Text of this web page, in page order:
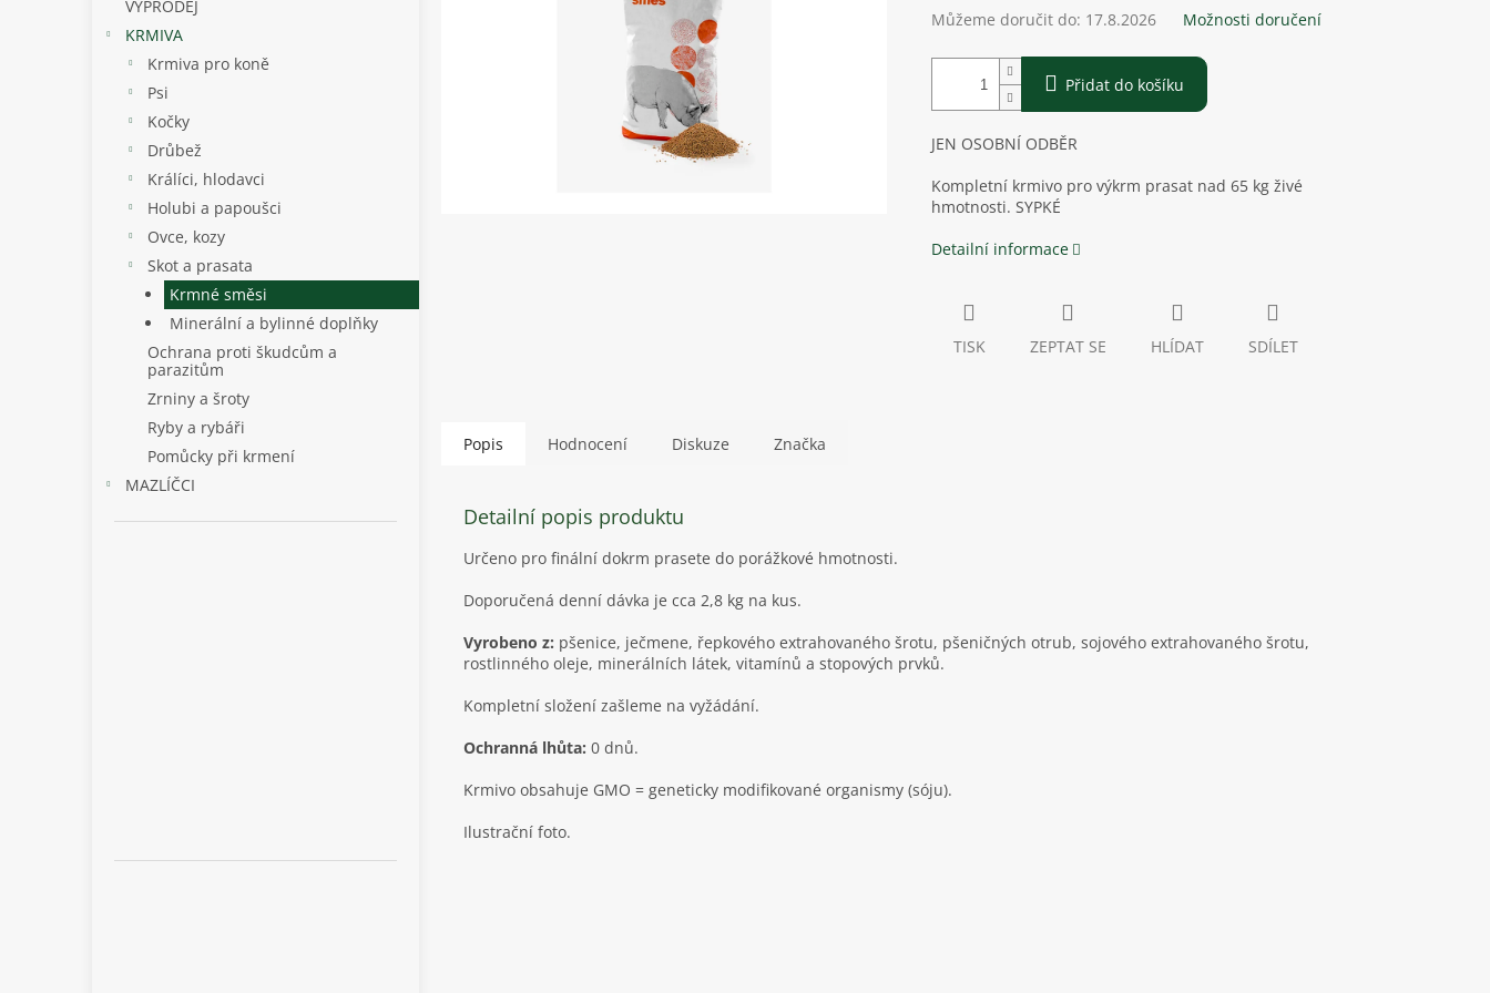
VÝPRODEJ
KRMIVA
Krmiva pro koně
Psi
Kočky
Drůbež
Králíci, hlodavci
Holubi a papoušci
Ovce, kozy
Skot a prasata
Krmné směsi
Minerální a bylinné doplňky
Ochrana proti škudcům a
parazitům
Zrniny a šroty
Ryby a rybáři
Pomůcky při krmení
MAZLÍČCI
Můžeme doručit do: 17.8.2026 Možnosti doručení
Přidat do košíku
JEN OSOBNÍ ODBĚR
Kompletní krmivo pro výkrm prasat nad 65 kg živé
hmotnosti. SYPKÉ
Detailní informace
TISK ZEPTAT SE HLÍDAT SDÍLET
Popis Hodnocení Diskuze Značka
Detailní popis produktu
Určeno pro finální dokrm prasete do porážkové hmotnosti.
Doporučená denní dávka je cca 2,8 kg na kus.
Vyrobeno z: pšenice, ječmene, řepkového extrahovaného šrotu, pšeničných otrub, sojového extrahovaného šrotu,
rostlinného oleje, minerálních látek, vitamínů a stopových prvků.
Kompletní složení zašleme na vyžádání.
Ochranná lhůta: 0 dnů.
Krmivo obsahuje GMO = geneticky modifikované organismy (sóju).
Ilustrační foto.